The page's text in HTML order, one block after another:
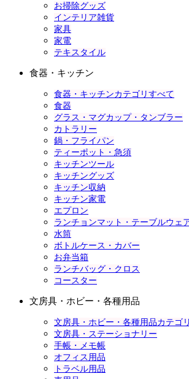
お掃除グッズ
インテリア雑貨
家具
家電
テキスタイル
食器・キッチン
食器・キッチンカテゴリすべて
食器
グラス・マグカップ・タンブラー
カトラリー
鍋・フライパン
ティーポット・急須
キッチンツール
キッチングッズ
キッチン収納
キッチン家電
エプロン
ランチョンマット・テーブルウェ
水筒
ボトルケース・カバー
お弁当箱
ランチバッグ・クロス
コースター
文房具・ホビー・各種用品
文房具・ホビー・各種用品カテゴ
文房具・ステーショナリー
手帳・メモ帳
オフィス用品
トラベル用品